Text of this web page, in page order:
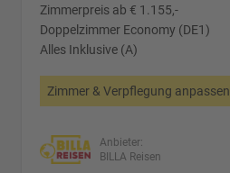
Zimmerpreis ab € 1.155,-
Doppelzimmer Economy (DE1)
Alles Inklusive (A)
Zimmer & Verpflegung anpassen
Anbieter:
BILLA Reisen